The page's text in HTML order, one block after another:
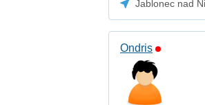
Jablonec nad
Ondris